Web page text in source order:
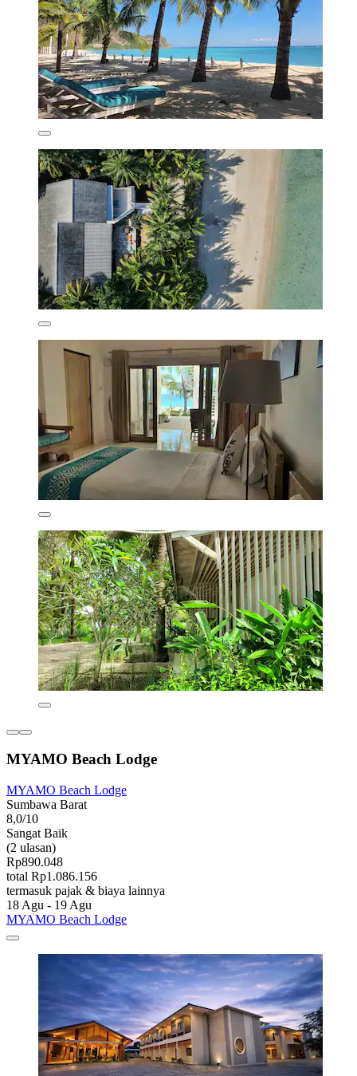
MYAMO Beach Lodge
MYAMO Beach Lodge
Sumbawa Barat
8,0/10
Sangat Baik
(2 ulasan)
Rp890.048
total Rp1.086.156
termasuk pajak & biaya lainnya
18 Agu - 19 Agu
MYAMO Beach Lodge